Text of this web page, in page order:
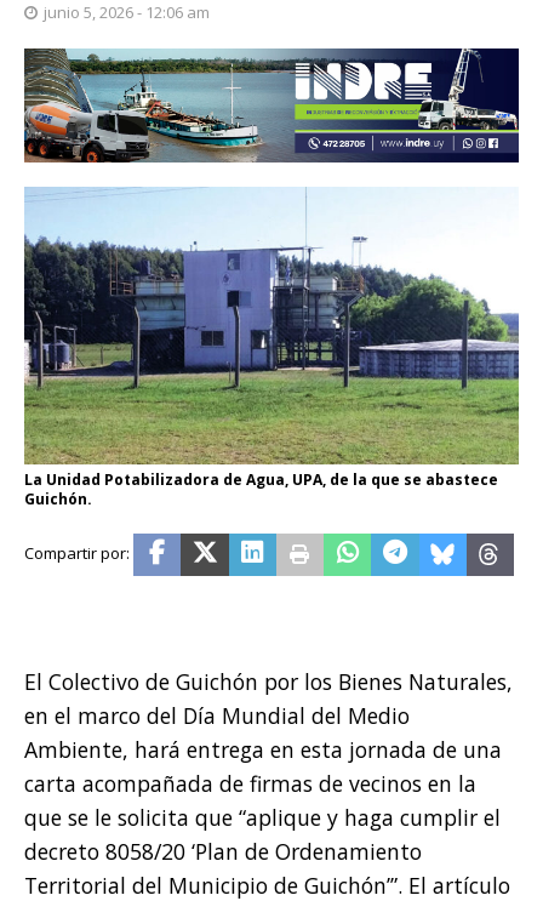
junio 5, 2026 - 12:06 am
La Unidad Potabilizadora de Agua, UPA, de la que se abastece
Guichón.
El Colectivo de Guichón por los Bienes Naturales,
en el marco del Día Mundial del Medio
Ambiente, hará entrega en esta jornada de una
carta acompañada de firmas de vecinos en la
que se le solicita que “aplique y haga cumplir el
decreto 8058/20 ‘Plan de Ordenamiento
Territorial del Municipio de Guichón’”. El artículo